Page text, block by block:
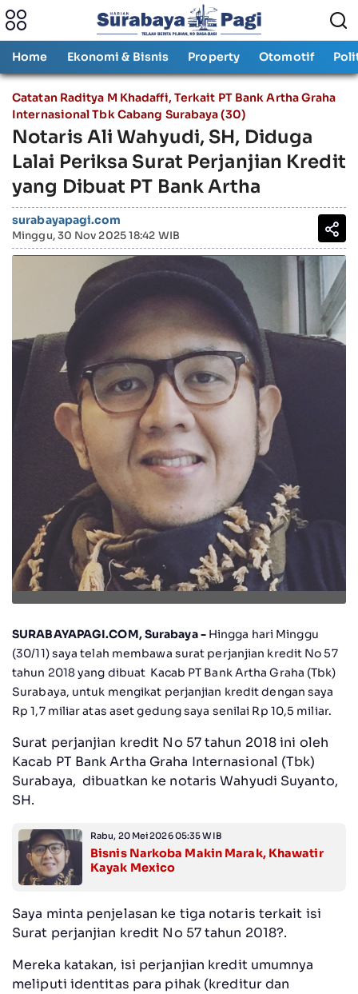
Home Ekonomi & Bisnis Property Otomotif
Catatan Raditya M Khadaffi, Terkait PT Bank Artha Graha
Internasional Tbk Cabang Surabaya (30)
Notaris Ali Wahyudi, SH, Diduga
Lalai Periksa Surat Perjanjian Kredit
yang Dibuat PT Bank Artha
surabayapagi.com
Minggu, 30 Nov 2025 18:42 WIB
SURABAYAPAGI.COM, Surabaya -Hingga hari Minggu
(30/11) saya telah membawa surat perjanjian kredit No 57
tahun 2018 yang dibuat Kacab PT Bank Artha Graha (Tbk)
Surabaya, untuk mengikat perjanjian kredit dengan saya
Rp 1,7 miliar atas aset gedung saya senilai Rp 10,5 miliar.
Surat perjanjian kredit No 57 tahun 2018 ini oleh
Kacab PT Bank Artha Graha Internasional (Tbk)
Surabaya, dibuatkan ke notaris Wahyudi Suyanto,
SH.
Rabu, 20 Mei 2026 05:35 WIB
Bisnis Narkoba Makin Marak, Khawatir
Kayak Mexico
Saya minta penjelasan ke tiga notaris terkait isi
Surat perjanjian kredit No 57 tahun 2018?.
Mereka katakan, isi perjanjian kredit umumnya
meliputi identitas para pihak (kreditur dan